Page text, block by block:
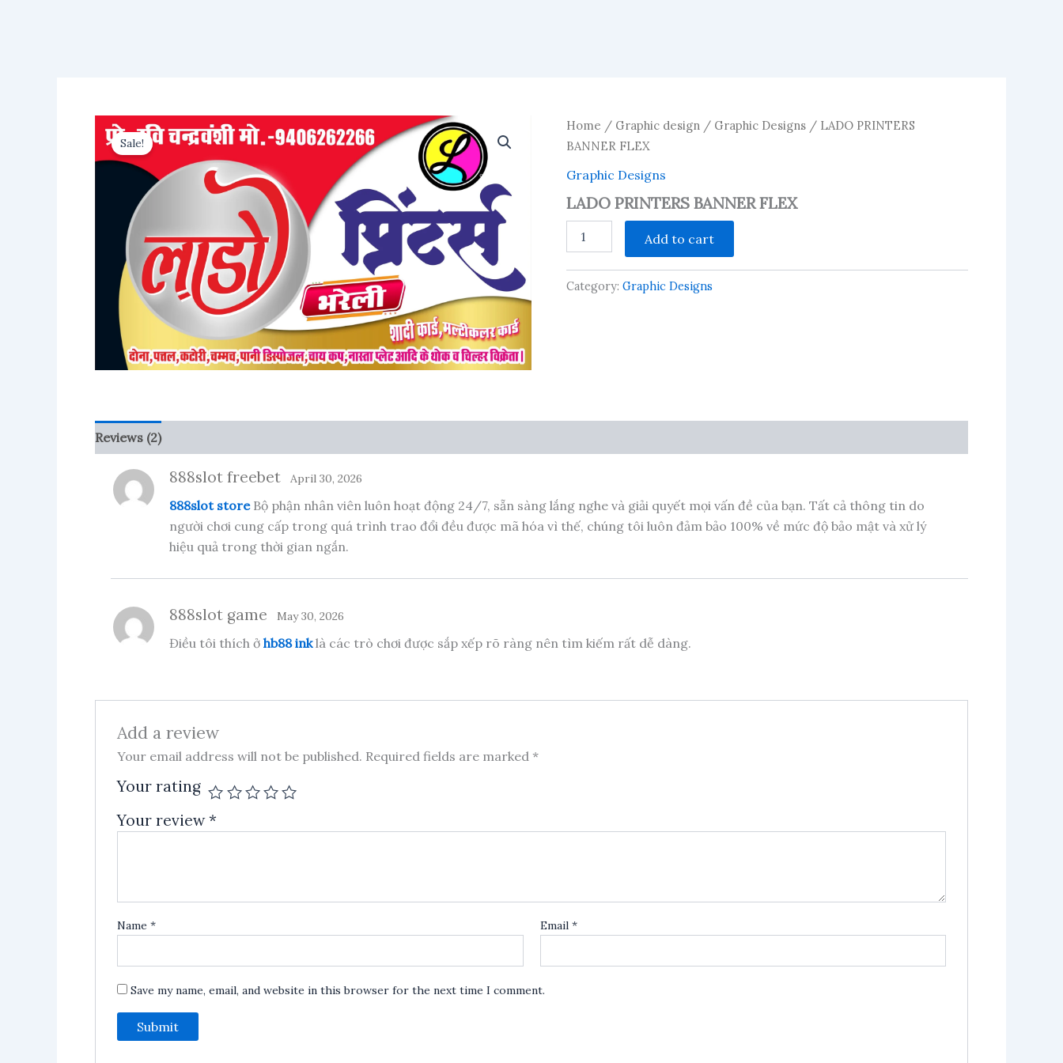
Sale!
Home / Graphic design / Graphic Designs / LADO PRINTERS
BANNER FLEX
Graphic Designs
LADO PRINTERS BANNER FLEX
PRINTERS
FLEX
quantity
Add to cart
Category:Graphic Designs
Reviews (2)
888slot freebet April 30, 2026
888slot storeBộ phận nhân viên luôn hoạt động 24/7, sẵn sàng lắng nghe và giải quyết mọi vấn đề của bạn. Tất cả thông tin do
người chơi cung cấp trong quá trình trao đổi đều được mã hóa vì thế, chúng tôi luôn đảm bảo 100% về mức độ bảo mật và xử lý
hiệu quả trong thời gian ngắn.
888slot game May 30, 2026
Điều tôi thích ở hb88 inklà các trò chơi được sắp xếp rõ ràng nên tìm kiếm rất dễ dàng.
Add a review
Your email address will not be published. Required fields are marked *
Your rating
Your review*
Name * Email *
Save my name, email, and website in this browser for the next time I comment.